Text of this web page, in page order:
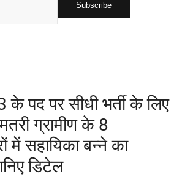
Subscribe
पद पर सीधी भर्ती के लिए
ग्रामीण के 8
में सहायिका बन्ने का
डिटेल